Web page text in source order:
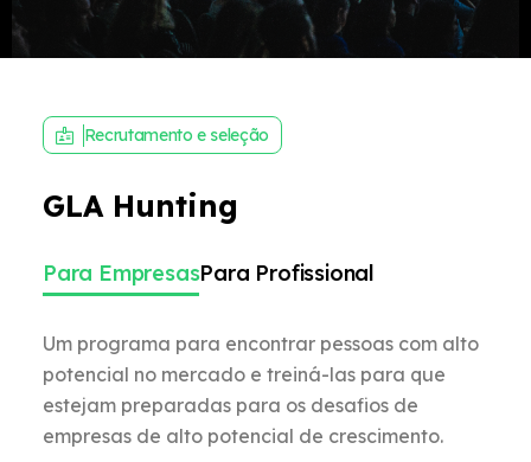
Recrutamento e seleção
GLA Hunting
Para EmpresasPara Profissional
Um programa para encontrar pessoas com alto
potencial no mercado e treiná-las para que
estejam preparadas para os desafios de
empresas de alto potencial de crescimento.